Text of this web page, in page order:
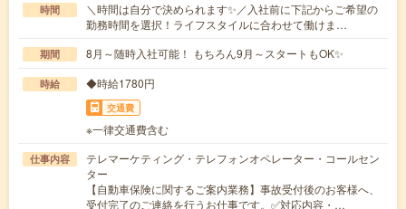
時間
＼時間は自分で決められます✨／入社前に下記からご希望の
勤務時間を選択！ライフスタイルに合わせて働けま…
期間 8月～随時入社可能！ もちろん9月～スタートもOK✨
時給 ◆時給1780円
交通費
※一律交通費含む
仕事内容
テレマーケティング・テレフォンオペレーター・コールセン
ター
【自動車保険に関するご案内業務】事故受付後のお客様へ、
受付完了のご連絡を行うお仕事です。✅対応内容・…